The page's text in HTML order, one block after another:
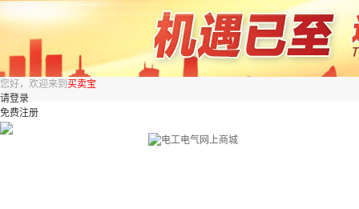
您好，欢迎来到 买卖宝
请登录
免费注册